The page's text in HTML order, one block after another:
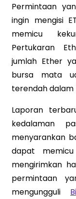
Permintaan
ingin mengisi
memicu
Pertukaran
jumlah Ether
bursa mata
terendah
Laporan
kedalaman
menyarankan
dapat
mengirimkan
permintaan
mengungguli